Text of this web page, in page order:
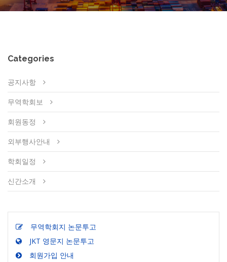
Categories
공지사항
무역학회보
회원동정
외부행사안내
학회일정
신간소개
무역학회지 논문투고
JKT 영문지 논문투고
회원가입 안내